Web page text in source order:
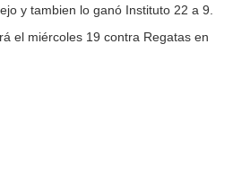
y tambien lo ganó Instituto 22 a 9.
el miércoles 19 contra Regatas en